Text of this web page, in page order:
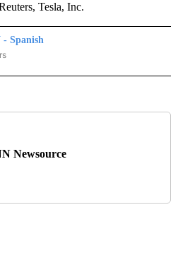
Tesla, Inc.
- Spanish
TO RECEIVE NOTIFICATIONS ABOUT
Newsource